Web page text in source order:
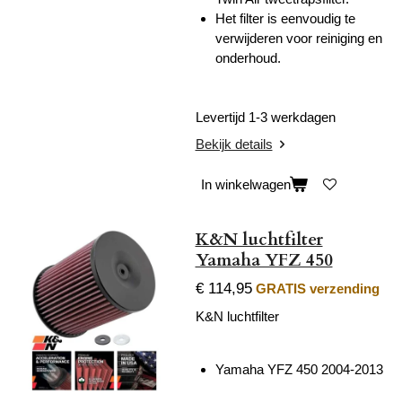
Het filter is eenvoudig te
verwijderen voor reiniging en
onderhoud.
Levertijd 1-3 werkdagen
Bekijk details
In winkelwagen
K&N luchtfilter
Yamaha YFZ 450
€ 114,95 GRATIS verzending
K&N luchtfilter
Yamaha YFZ 450 2004-2013